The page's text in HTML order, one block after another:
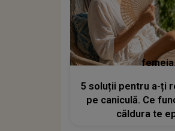
5 soluții pentru a-ți
pe caniculă. Ce
căldura te